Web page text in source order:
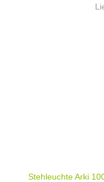
Stehleuchte Arki